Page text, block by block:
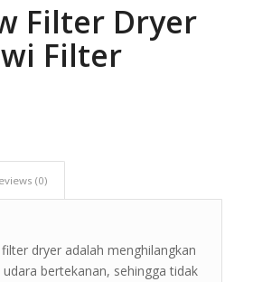
Filter Dryer
Filter
(0)
dryer adalah menghilangkan
bertekanan, sehingga tidak